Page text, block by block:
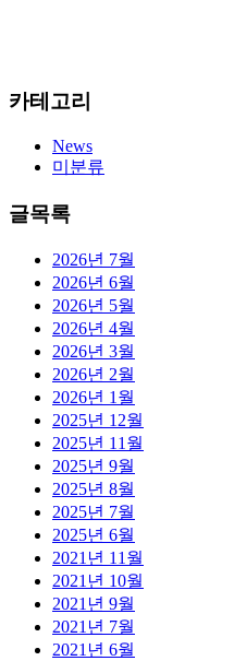
카테고리
News
미분류
글목록
2026년 7월
2026년 6월
2026년 5월
2026년 4월
2026년 3월
2026년 2월
2026년 1월
2025년 12월
2025년 11월
2025년 9월
2025년 8월
2025년 7월
2025년 6월
2021년 11월
2021년 10월
2021년 9월
2021년 7월
2021년 6월